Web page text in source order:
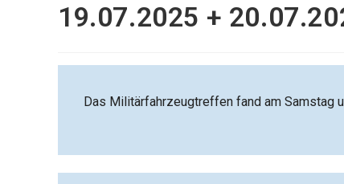
19.07.2025 +
Das Militärfahrzeugtreffen fand am Samstag